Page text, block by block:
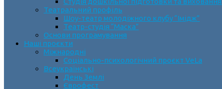
Театральний профіль
Шоу-театр молодіжного клубу “Імідж”
Театр-студія “Маска”
Основи програмування
Наші проєкти
Міжнародні
Соціально-психологічний проєкт VeLa
Всеукраїнські
День Землі
Єврофест